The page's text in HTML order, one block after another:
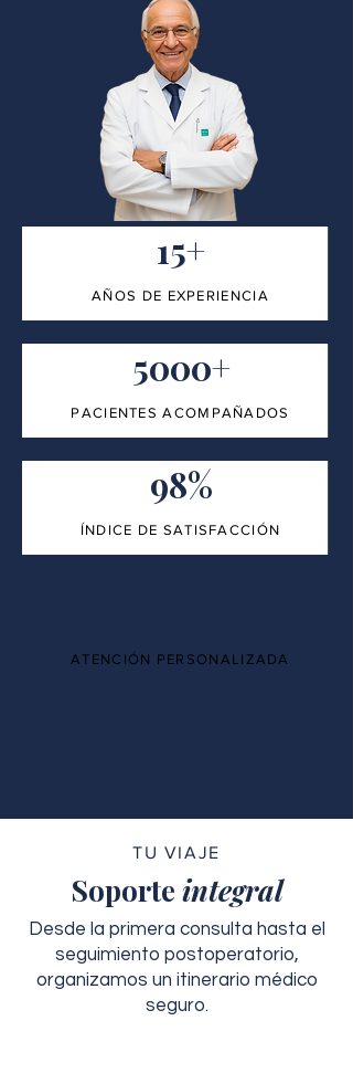
15+
AÑOS DE EXPERIENCIA
5000+
PACIENTES ACOMPAÑADOS
98%
ÍNDICE DE SATISFACCIÓN
ATENCIÓN PERSONALIZADA
TU VIAJE
Soporte integral
Desde la primera consulta hasta el
seguimiento postoperatorio,
organizamos un itinerario médico
seguro.